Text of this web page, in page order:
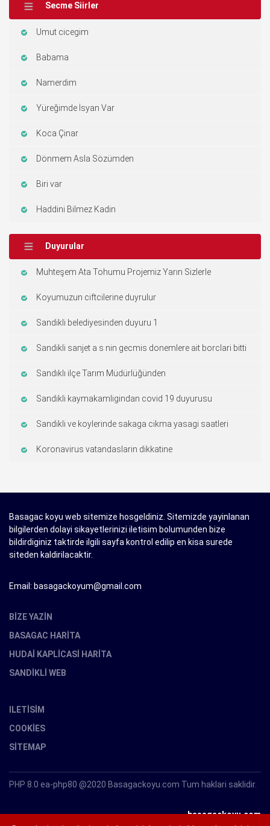
Secme Siirler
Umut cicegim
Babama
Namerdim
Yüreğimde İsyan Var
Koca Çinar
Dönmem Asla Sözümden
Biri var
Haddini Bilmez Kadin
Duyurular
Muhteşem Ata Tohumu Projemiz Yarın Sizlerle
Koyumuzun ciftcilerine duyrulur
Sandikli belediyesinden duyuru 1
Sandikli sanjet a s nin gecmis donemlere ait borclari bitti
Sandıklı ilçe Tarım Müdürlüğünden
Sandikli kaymakamligindan covid 19 duyurusu
Sandikli ve koylerinde sakaga cikma yasagi saatleri
Koronavirus vatandaslarin dikkatine
Basagac koyu web sitemize hosgeldiniz. Sitemizde yayinlanan
bilgilerden dolayi sikayetlerinizi iletisim bolumunden bize
bildirdiginiz taktirde ilgili sayfa kontrol edilip en kisa surede
siteden kaldirilacaktir.
Email: basagackoyum@gmail.com
BIZE YAZIN
BASAGAC HARITA
HUDAI KAPLICASI HARITA
SANDIKLI WEB
ILETISIM
COOKIES
SITEMAP
PHP 8.0 ea-php80 @2020 Basagackoyu.com Tum haklari saklidir.
basagackoyu.com